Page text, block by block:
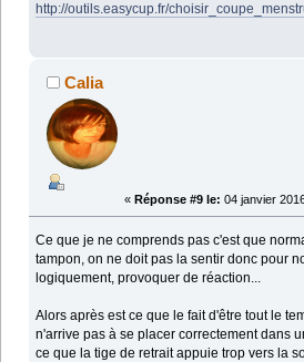
http://outils.easycup.fr/
Calia
« Réponse #9 le: 04 janvier
Ce que je ne comprends pas c'est que
tampon, on ne doit pas la sentir donc pour
logiquement, provoquer de réaction...
Alors après est ce que le fait d'être tout le
n'arrive pas à se placer correctement dans
ce que la tige de retrait appuie trop vers la